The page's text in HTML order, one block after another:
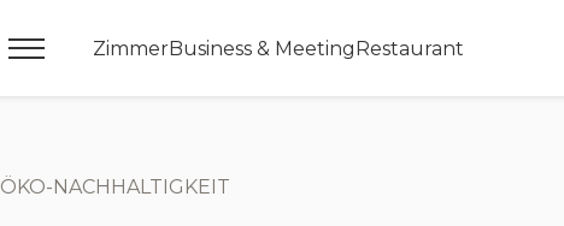
ZimmerBusiness & MeetingRestaurant
ÖKO-NACHHALTIGKEIT